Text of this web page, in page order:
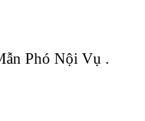
Phó Nội Vụ .